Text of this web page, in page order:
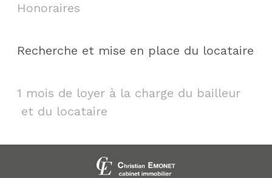
Honoraires
Recherche et mise en place du locataire
1 mois de loyer à la charge du bailleur
et du locataire